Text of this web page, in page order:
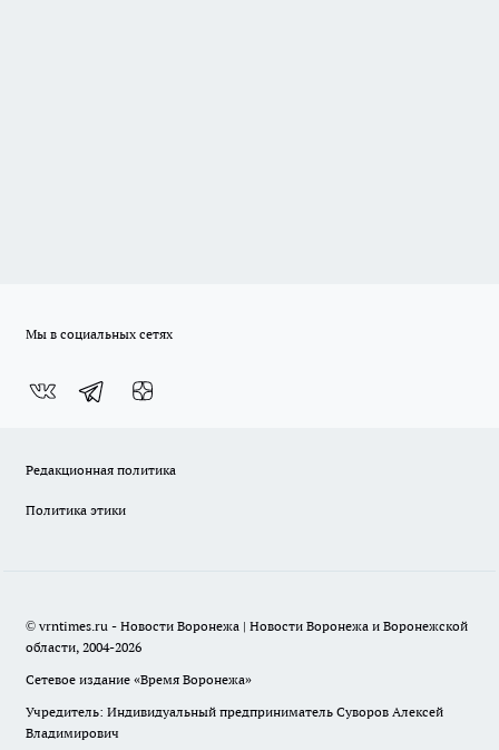
Мы в социальных сетях
Редакционная политика
Политика этики
© vrntimes.ru - Новости Воронежа | Новости Воронежа и Воронежской
области, 2004-2026
Сетевое издание «Время Воронежа»
Учредитель: Индивидуальный предприниматель Суворов Алексей
Владимирович